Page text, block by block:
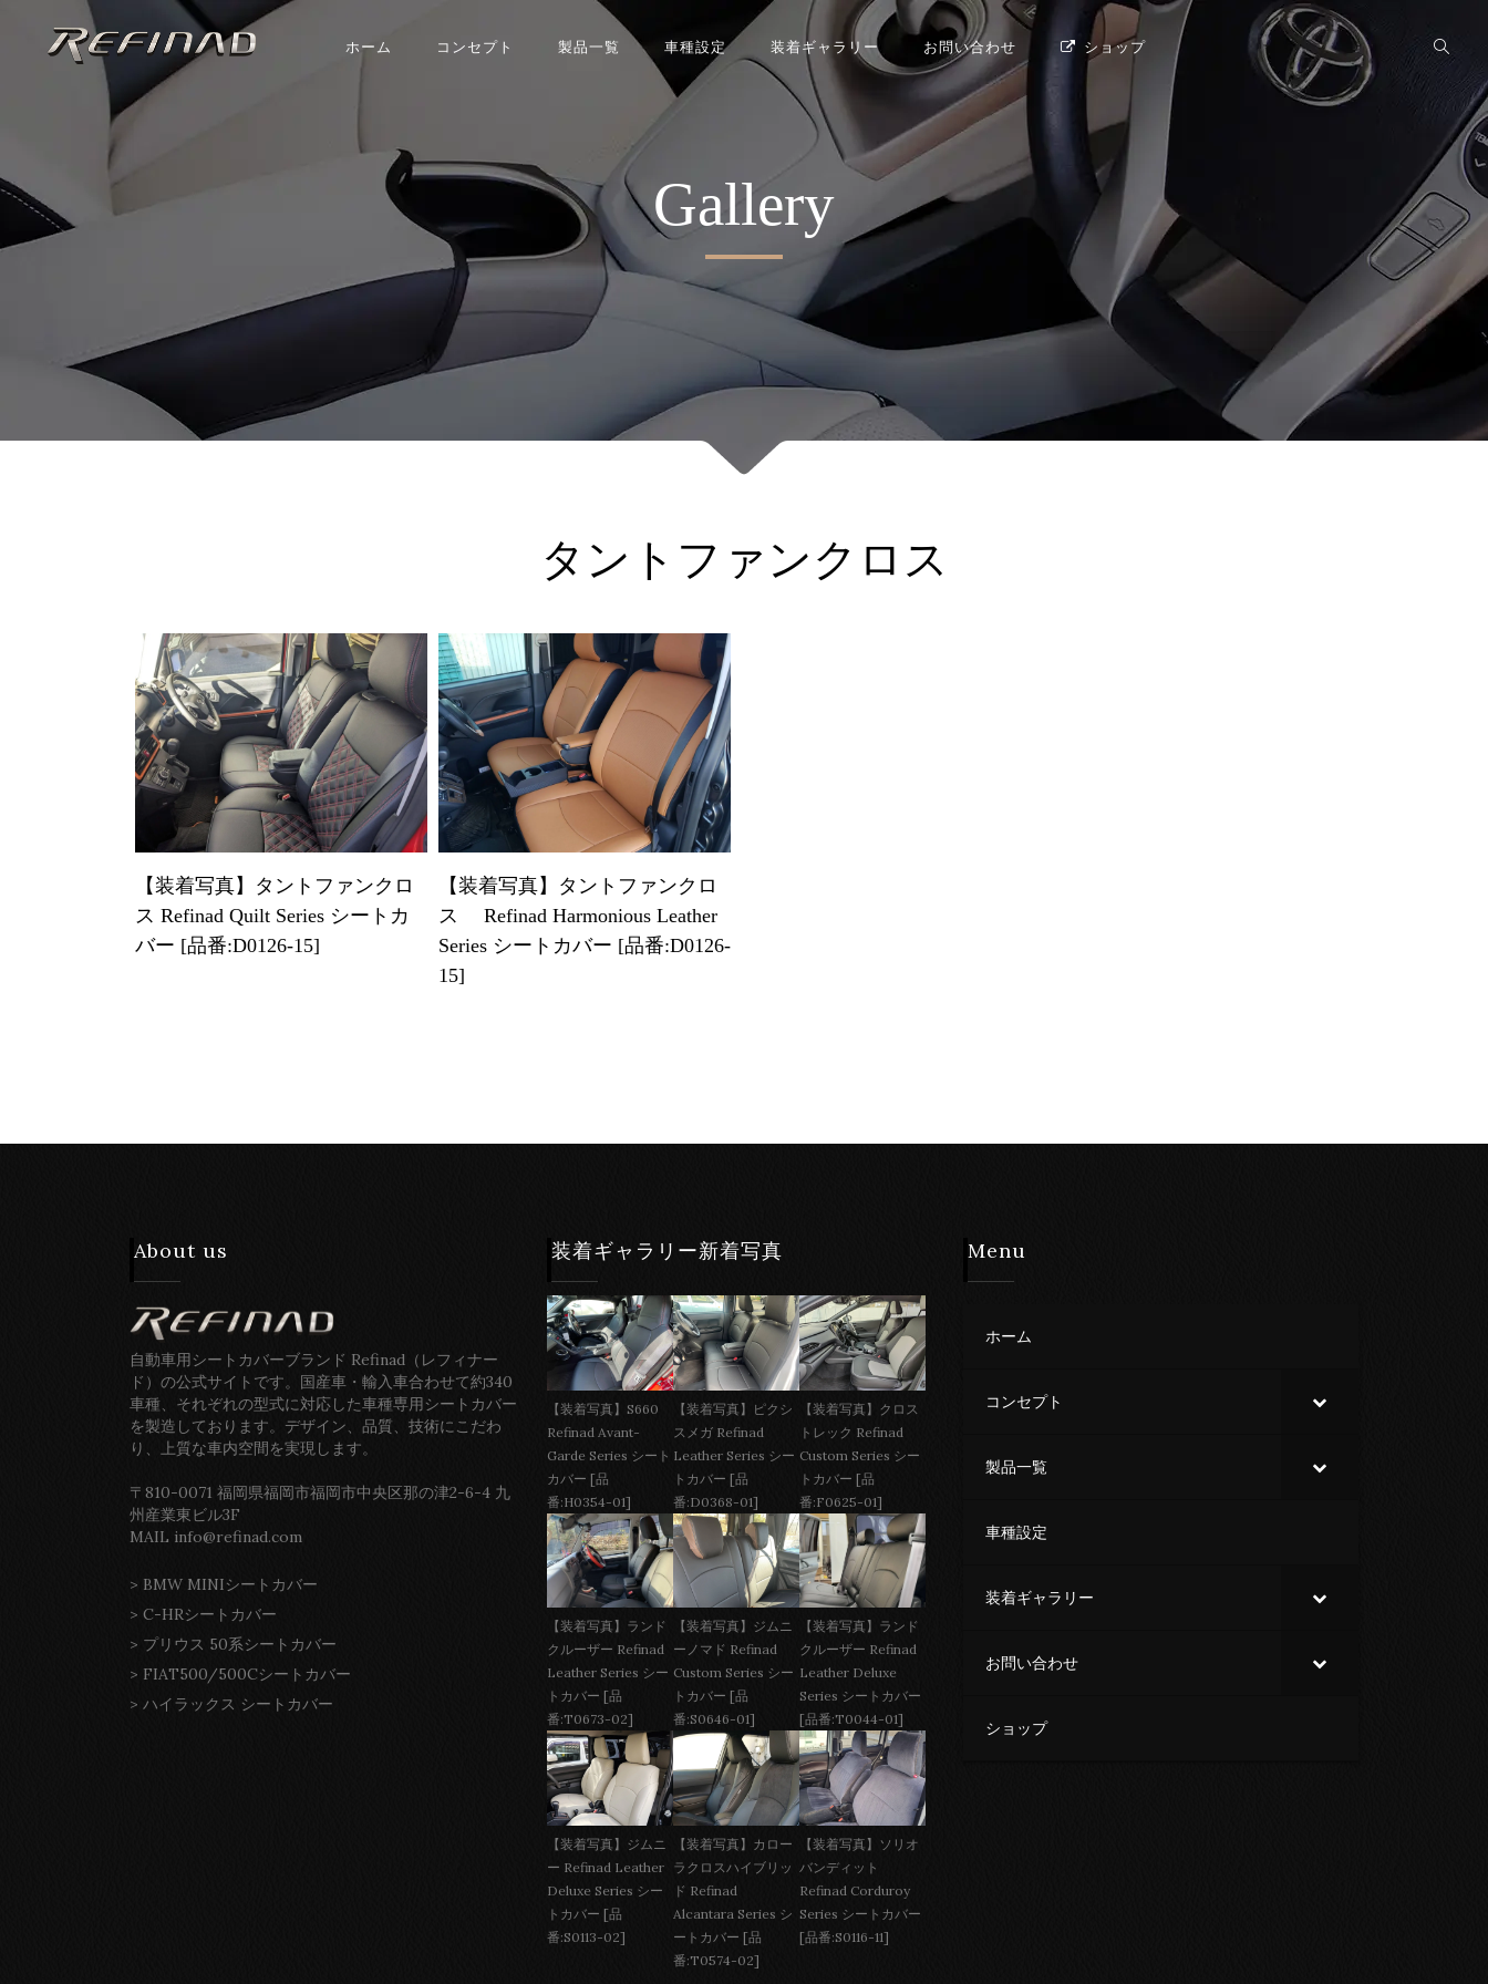
ホーム コンセプト 製品一覧 車種設定 装着ギャラリー お問い合わせ ショップ
Gallery
タントファンクロス
【装着写真】タントファンクロ
ス Refinad Quilt Series シートカ
バー [品番:D0126-15]
【装着写真】タントファンクロ
ス Refinad Harmonious Leather
Series シートカバー [品番:D0126-
15]
About us
自動車用シートカバーブランド Refinad（レフィナー
ド）の公式サイトです。国産車・輸入車合わせて約340
車種、それぞれの型式に対応した車種専用シートカバー
を製造しております。デザイン、品質、技術にこだわ
り、上質な車内空間を実現します。
〒810-0071 福岡県福岡市福岡市中央区那の津2-6-4 九
州産業東ビル3F
MAIL info@refinad.com
> BMW MINIシートカバー
> C-HRシートカバー
> プリウス 50系シートカバー
> FIAT500/500Cシートカバー
> ハイラックス シートカバー
装着ギャラリー新着写真
【装着写真】S660
Refinad Avant-
Garde Series シート
カバー [品
番:H0354-01]
【装着写真】ピクシ
スメガ Refinad
Leather Series シー
トカバー [品
番:D0368-01]
【装着写真】クロス
トレック Refinad
Custom Series シー
トカバー [品
番:F0625-01]
【装着写真】ランド
クルーザー Refinad
Leather Series シー
トカバー [品
番:T0673-02]
【装着写真】ジムニ
ーノマド Refinad
Custom Series シー
トカバー [品
番:S0646-01]
【装着写真】ランド
クルーザー Refinad
Leather Deluxe
Series シートカバー
[品番:T0044-01]
【装着写真】ジムニ
ー Refinad Leather
Deluxe Series シー
トカバー [品
番:S0113-02]
【装着写真】カロー
ラクロスハイブリッ
ド Refinad
Alcantara Series シ
ートカバー [品
番:T0574-02]
【装着写真】ソリオ
バンディット
Refinad Corduroy
Series シートカバー
[品番:S0116-11]
Menu
ホーム
コンセプト
製品一覧
車種設定
装着ギャラリー
お問い合わせ
ショップ